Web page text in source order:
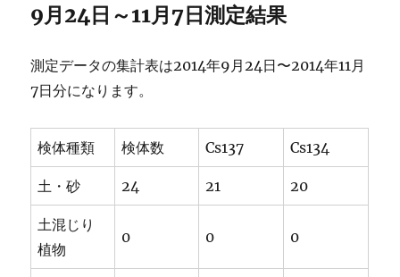
9月24日～11月7日測定結果
測定データの集計表は2014年9月24日〜2014年11月
7日分になります。
検体種類 検体数 Cs137 Cs134
土・砂 24 21 20
土混じり
植物
0 0 0